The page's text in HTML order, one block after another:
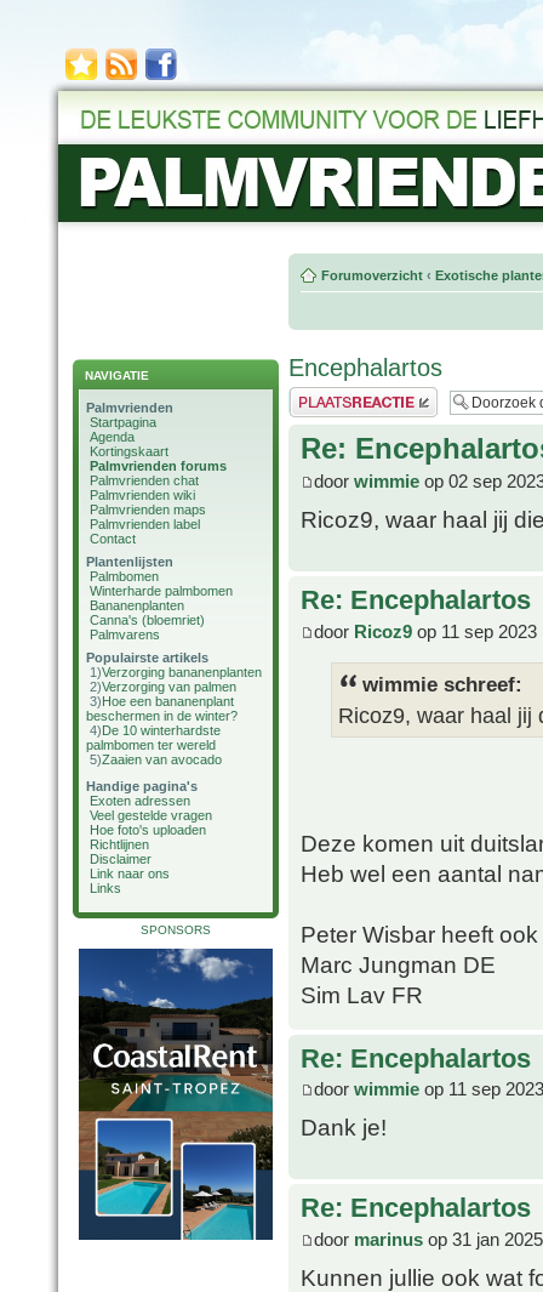
NAVIGATIE
Palmvrienden
Startpagina
Agenda
Kortingskaart
Palmvrienden forums
Palmvrienden chat
Palmvrienden wiki
Palmvrienden maps
Palmvrienden label
Contact
Plantenlijsten
Palmbomen
Winterharde palmbomen
Bananenplanten
Canna's (bloemriet)
Palmvarens
Populairste artikels
1)Verzorging bananenplanten
2)Verzorging van palmen
3)Hoe een bananenplant
beschermen in de winter?
4)De 10 winterhardste
palmbomen ter wereld
5)Zaaien van avocado
Handige pagina's
Exoten adressen
Veel gestelde vragen
Hoe foto's uploaden
Richtlijnen
Disclaimer
Link naar ons
Links
SPONSORS
Forumoverzicht ‹ Exotische
Encephalartos
Plaats een reactie
Re:
door wimmie op 02 sep
Ricoz9, waar haal jij
Re: Encephalartos
door Ricoz9 op 11 sep 2023
wimmie schreef:
Ricoz9, waar haal jij
Deze komen uit
Heb wel een aantal
Peter Wisbar heeft
Marc Jungman DE
Sim Lav FR
Re: Encephalartos
door wimmie op 11 sep
Dank je!
Re: Encephalartos
door marinus op 31 jan
Kunnen jullie ook wat